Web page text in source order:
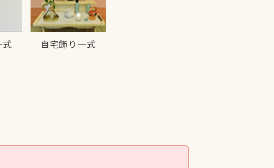
式 自宅飾り一式